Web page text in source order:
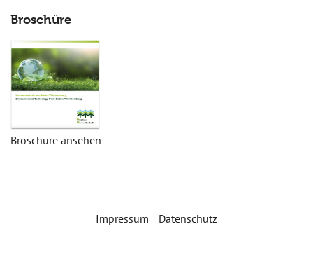
Broschüre
Broschüre ansehen
Impressum Datenschutz